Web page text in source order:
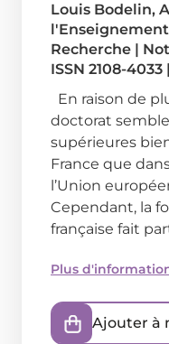
Louis Bodelin,
Recherche |
ISSN 2108-4033 |
En raison de
doctorat
supérieures
France que
l’Union
Cependant, la
française fait
Plus
Ajouter à